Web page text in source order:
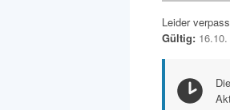
Leider
Gültig: